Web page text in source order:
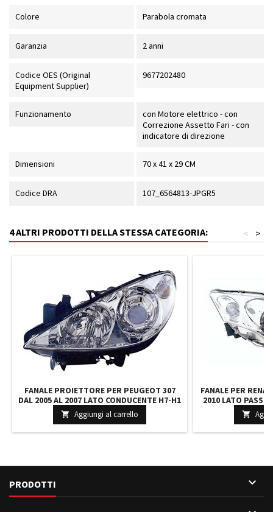
Colore Parabola cromata
Garanzia 2 anni
Codice OES (Original
Equipment Supplier)
9677202480
Funzionamento
con Motore elettrico - con
Correzione Assetto Fari - con
indicatore di direzione
Dimensioni 70 x 41 x 29 CM
Codice DRA 107_6564813-JPGR5
4 ALTRI PRODOTTI DELLA STESSA CATEGORIA: >
<
FANALE PROIETTORE PER PEUGEOT 307
DAL 2005 AL 2007 LATO CONDUCENTE H7-H1
ALOGENO PREDISPOSTO PER
REGOLAZIONE ELETTRICA
 Aggiungi al carrello
FANALE PER
2010 LATO
ELETTRICA

PRODOTTI 